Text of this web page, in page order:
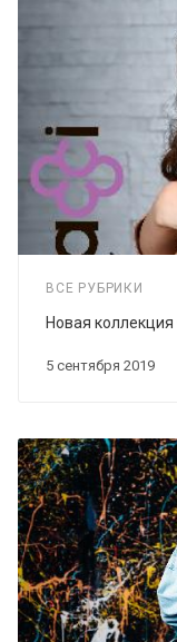
ВСЕ РУБРИКИ
5 сентября 2019
Новая